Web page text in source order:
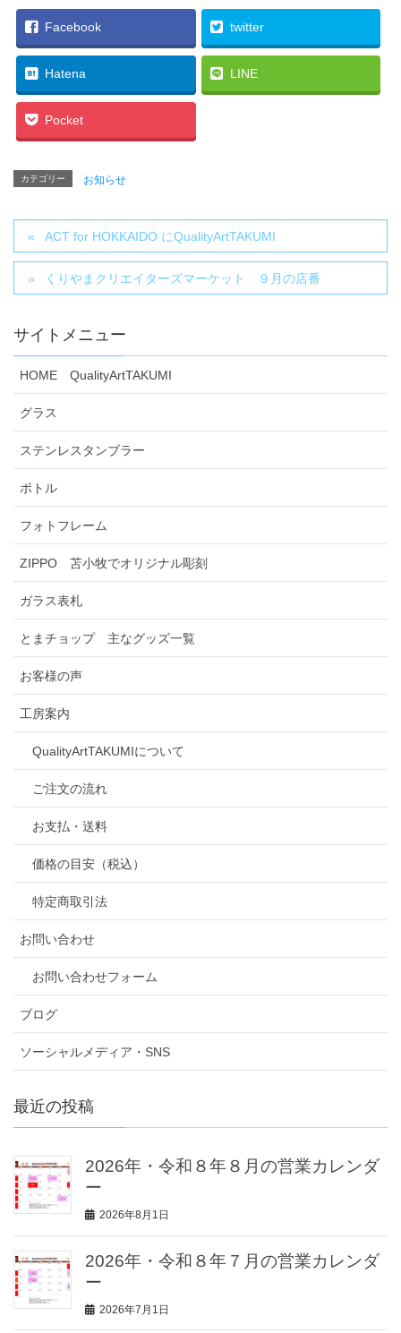
Facebook twitter
Hatena LINE
Pocket
カテゴリー お知らせ
ACT for HOKKAIDO にQualityArtTAKUMI
くりやまクリエイターズマーケット ９月の店番
サイトメニュー
HOME QualityArtTAKUMI
グラス
ステンレスタンブラー
ボトル
フォトフレーム
ZIPPO 苫小牧でオリジナル彫刻
ガラス表札
とまチョップ 主なグッズ一覧
お客様の声
工房案内
QualityArtTAKUMIについて
ご注文の流れ
お支払・送料
価格の目安（税込）
特定商取引法
お問い合わせ
お問い合わせフォーム
ブログ
ソーシャルメディア・SNS
最近の投稿
2026年・令和８年８月の営業カレンダ
ー
2026年8月1日
2026年・令和８年７月の営業カレンダ
ー
2026年7月1日